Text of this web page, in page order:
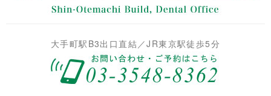
大手町駅B3出口直結／JR東京駅徒歩5分